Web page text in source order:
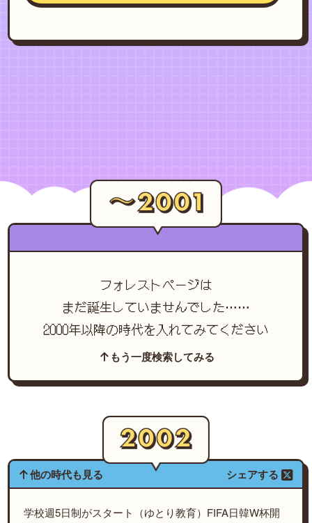
フォレストページは
まだ誕生していませんでした……
2000年以降の時代を入れてみてください
もう一度検索してみる
他の時代も見る シェアする
学校週5日制がスタート（ゆとり教育）FIFA日韓W杯開